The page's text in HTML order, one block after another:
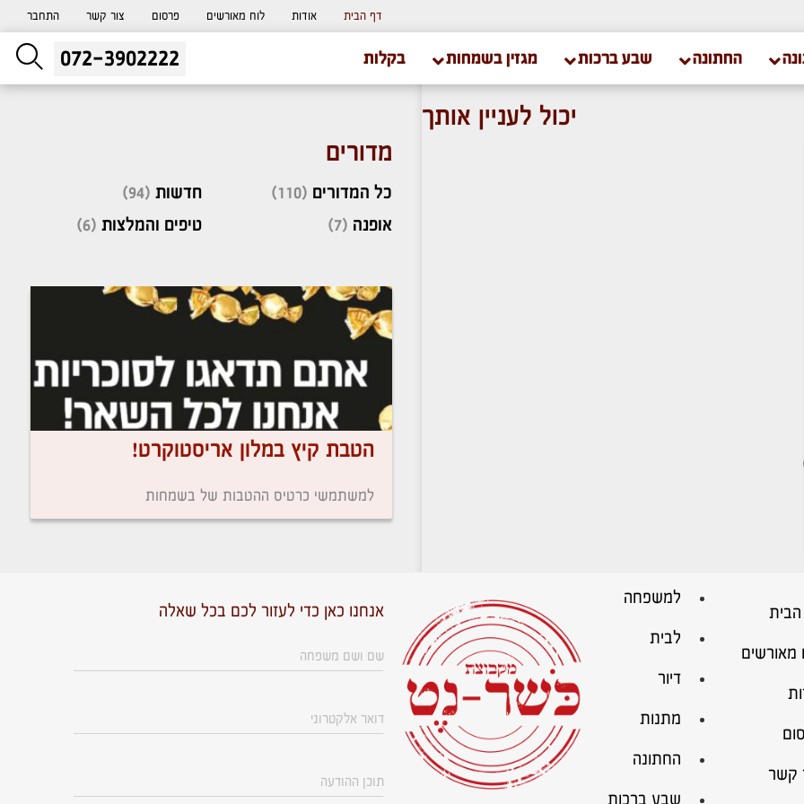
דף הבית אודות לוח מאורשים פרסום צור קשר התחבר
החתונה שבע ברכות מגזין בשמחות בקלות ליעוץ חינם
והזמנת כרטיס שמחות
072-3902222
יכול לעניין אותך
מדורים
כל המדורים (110)
אופנה (7)
חדשות (94)
טיפים והמלצות (6)
הטבת קיץ במלון אריסטוקרט!
למשתמשי כרטיס ההטבות של בשמחות
מאורשים
קשר
למשפחה
לבית
דיור
מתנות
החתונה
שבע ברכות
אנחנו כאן כדי לעזור לכם בכל שאלה